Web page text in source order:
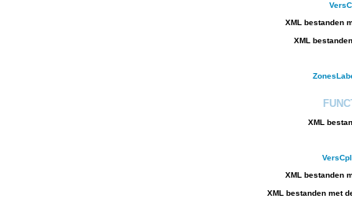
XML bestanden
XML
XML
XML bestanden
XML bestanden met